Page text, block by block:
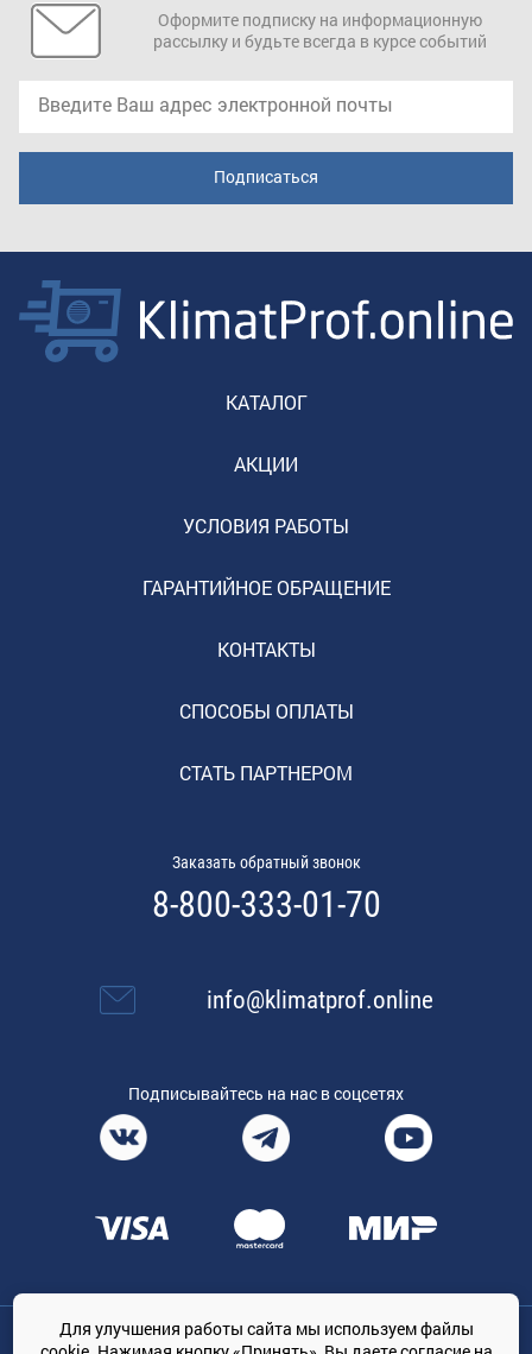
Оформите подписку на информационную
рассылку и будьте всегда в курсе событий
КАТАЛОГ
АКЦИИ
УСЛОВИЯ РАБОТЫ
ГАРАНТИЙНОЕ ОБРАЩЕНИЕ
КОНТАКТЫ
СПОСОБЫ ОПЛАТЫ
СТАТЬ ПАРТНЕРОМ
Заказать обратный звонок
8-800-333-01-70
info@klimatprof.online
Подписывайтесь на нас в соцсетях
Общество с ограниченной ответственностью «ТРЕЙДКОН», ОГРН:
Для улучшения работы сайта мы используем файлы